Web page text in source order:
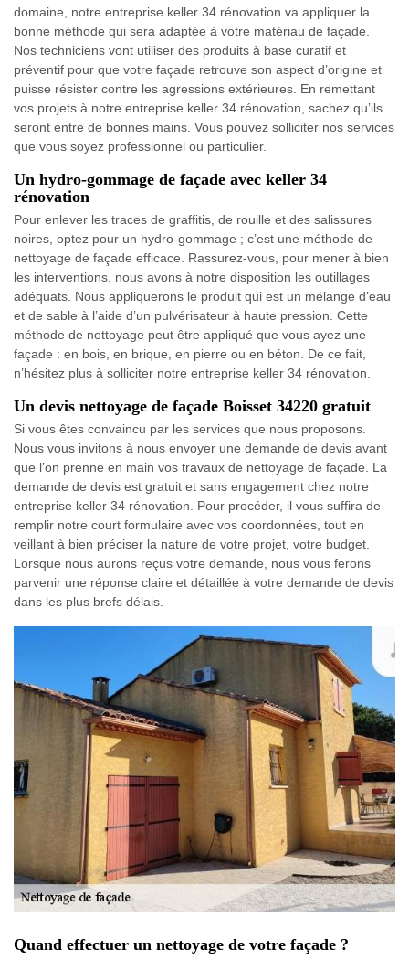
domaine, notre entreprise keller 34 rénovation va appliquer la
bonne méthode qui sera adaptée à votre matériau de façade.
Nos techniciens vont utiliser des produits à base curatif et
préventif pour que votre façade retrouve son aspect d’origine et
puisse résister contre les agressions extérieures. En remettant
vos projets à notre entreprise keller 34 rénovation, sachez qu’ils
seront entre de bonnes mains. Vous pouvez solliciter nos services
que vous soyez professionnel ou particulier.
Un hydro-gommage de façade avec keller 34
rénovation
Pour enlever les traces de graffitis, de rouille et des salissures
noires, optez pour un hydro-gommage ; c’est une méthode de
nettoyage de façade efficace. Rassurez-vous, pour mener à bien
les interventions, nous avons à notre disposition les outillages
adéquats. Nous appliquerons le produit qui est un mélange d’eau
et de sable à l’aide d’un pulvérisateur à haute pression. Cette
méthode de nettoyage peut être appliqué que vous ayez une
façade : en bois, en brique, en pierre ou en béton. De ce fait,
n’hésitez plus à solliciter notre entreprise keller 34 rénovation.
Un devis nettoyage de façade Boisset 34220 gratuit
Si vous êtes convaincu par les services que nous proposons.
Nous vous invitons à nous envoyer une demande de devis avant
que l’on prenne en main vos travaux de nettoyage de façade. La
demande de devis est gratuit et sans engagement chez notre
entreprise keller 34 rénovation. Pour procéder, il vous suffira de
remplir notre court formulaire avec vos coordonnées, tout en
veillant à bien préciser la nature de votre projet, votre budget.
Lorsque nous aurons reçus votre demande, nous vous ferons
parvenir une réponse claire et détaillée à votre demande de devis
dans les plus brefs délais.
Quand effectuer un nettoyage de votre façade ?